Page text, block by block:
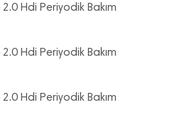
Hdi Periyodik Bakım
Hdi Periyodik Bakım
Hdi Periyodik Bakım